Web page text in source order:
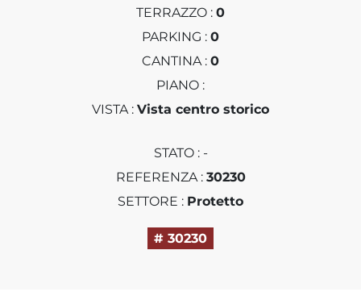
TERRAZZO : 0
PARKING : 0
CANTINA : 0
PIANO :
VISTA : Vista centro storico
STATO : -
REFERENZA : 30230
SETTORE : Protetto
# 30230